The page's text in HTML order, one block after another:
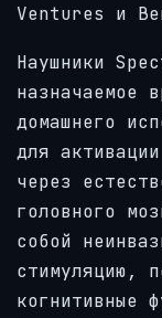
Ventures и
Наушники
назначаемое
домашнего
для
через
головного
собой
стимуляцию,
когнитивные